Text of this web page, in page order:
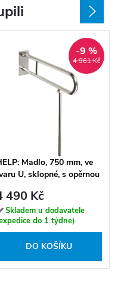
4 961 Kč
-9 %
Madlo, 750 mm, ve
U, sklopné, s opěrnou
- 301307302N
490 Kč
Skladem u dodavatele
do 1 týdne)
DO KOŠÍKU